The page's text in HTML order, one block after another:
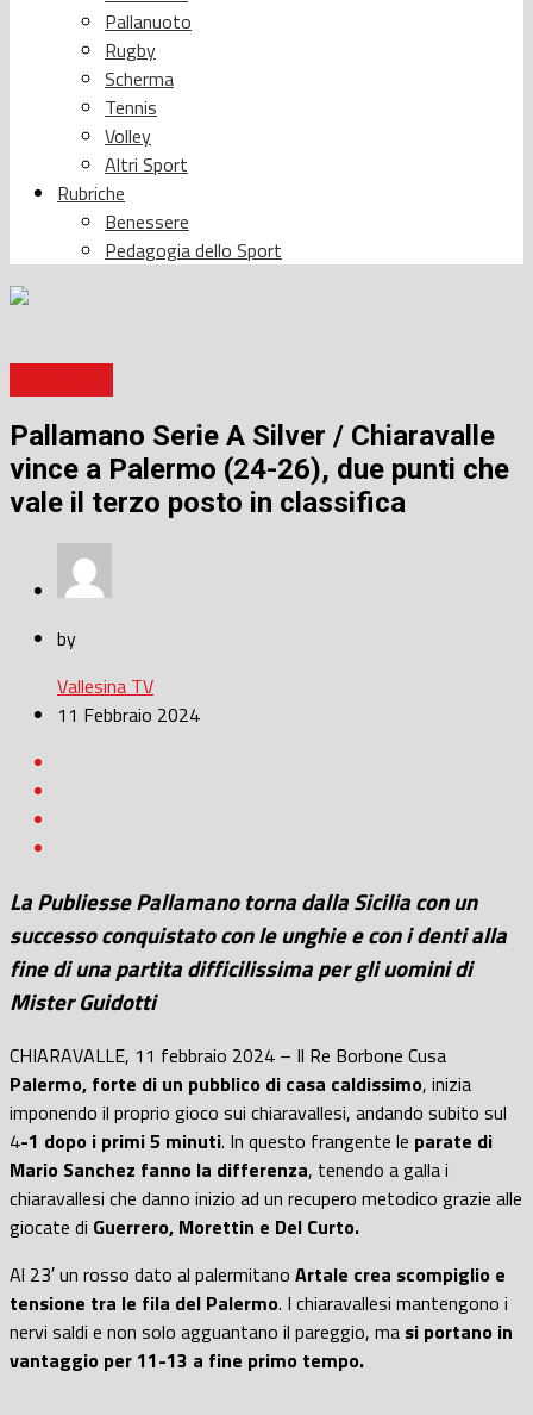
Pallanuoto
Rugby
Scherma
Tennis
Volley
Altri Sport
Rubriche
Benessere
Pedagogia dello Sport
Pallamano Serie A Silver / Chiaravalle
vince a Palermo (24-26), due punti che
vale il terzo posto in classifica
by
Vallesina TV
11 Febbraio 2024
La Publiesse Pallamano torna dalla Sicilia con un
successo conquistato con le unghie e con i denti alla
fine di una partita difficilissima per gli uomini di
Mister Guidotti
CHIARAVALLE, 11 febbraio 2024 – Il Re Borbone Cusa
Palermo, forte di un pubblico di casa caldissimo, inizia
imponendo il proprio gioco sui chiaravallesi, andando subito sul
4-1 dopo i primi 5 minuti. In questo frangente le parate di
Mario Sanchez fanno la differenza, tenendo a galla i
chiaravallesi che danno inizio ad un recupero metodico grazie alle
giocate di Guerrero, Morettin e Del Curto.
Al 23′ un rosso dato al palermitano Artale crea scompiglio e
tensione tra le fila del Palermo. I chiaravallesi mantengono i
nervi saldi e non solo agguantano il pareggio, ma si portano in
vantaggio per 11-13 a fine primo tempo.